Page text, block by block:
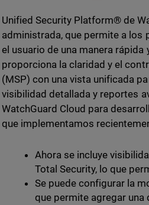
Unified Security Platform® de
administrada, que permite a los
el usuario de una manera rápida
proporciona la claridad y el
(MSP) con una vista unificada
visibilidad detallada y reportes
WatchGuard Cloud para
que implementamos
Ahora se incluye
Total Security, lo que
Se puede configurar la
que permite agregar